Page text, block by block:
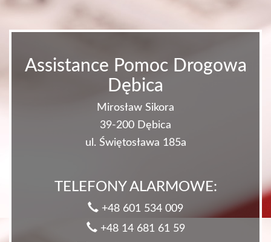
Assistance Pomoc Drogowa
Dębica
Mirosław Sikora
39-200 Dębica
ul. Świętosława 185a
TELEFONY ALARMOWE:
+48 601 534 009
+48 14 681 61 59